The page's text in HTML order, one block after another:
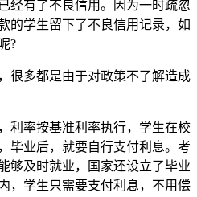
经有了不良信用。因为一时疏忽
的学生留下了不良信用记录，如
?
多都是由于对政策不了解造成
率按基准利率执行，学生在校
毕业后，就要自行支付利息。考
够及时就业，国家还设立了毕业
，学生只需要支付利息，不用偿